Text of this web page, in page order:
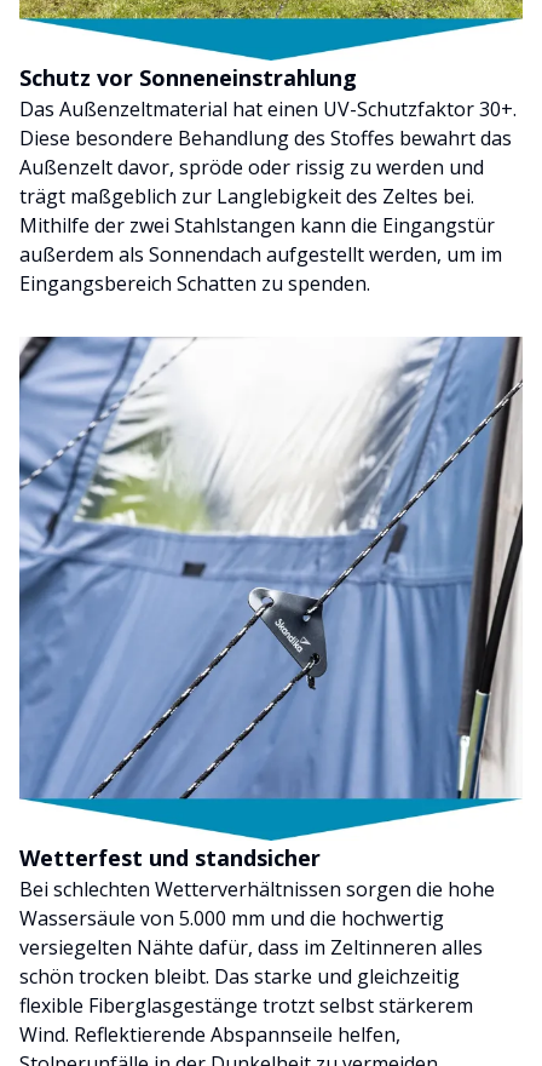
Schutz vor Sonneneinstrahlung
Das Außenzeltmaterial hat einen UV-Schutzfaktor 30+.
Diese besondere Behandlung des Stoffes bewahrt das
Außenzelt davor, spröde oder rissig zu werden und
trägt maßgeblich zur Langlebigkeit des Zeltes bei.
Mithilfe der zwei Stahlstangen kann die Eingangstür
außerdem als Sonnendach aufgestellt werden, um im
Eingangsbereich Schatten zu spenden.
Wetterfest und standsicher
Bei schlechten Wetterverhältnissen sorgen die hohe
Wassersäule von 5.000 mm und die hochwertig
versiegelten Nähte dafür, dass im Zeltinneren alles
schön trocken bleibt. Das starke und gleichzeitig
flexible Fiberglasgestänge trotzt selbst stärkerem
Wind. Reflektierende Abspannseile helfen,